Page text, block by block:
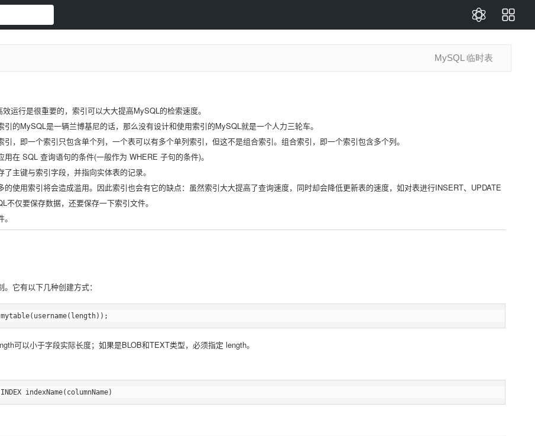
MySQL 临时表
运行是很重要的，索引可以大大提高MySQL的检索速度。
的MySQL是一辆兰博基尼的话，那么没有设计和使用索引的MySQL就是一个人力三轮车。
，即一个索引只包含单个列，一个表可以有多个单列索引，但这不是组合索引。组合索引，即一个索引包含多个列。
在 SQL 查询语句的条件(一般作为 WHERE 子句的条件)。
主键与索引字段，并指向实体表的记录。
的使用索引将会造成滥用。因此索引也会有它的缺点：虽然索引大大提高了查询速度，同时却会降低更新表的速度，如对表进行INSERT、UPDATE
仅要保存数据，还要保存一下索引文件。
它有以下几种创建方式：
可以小于字段实际长度；如果是BLOB和TEXT类型，必须指定 length。